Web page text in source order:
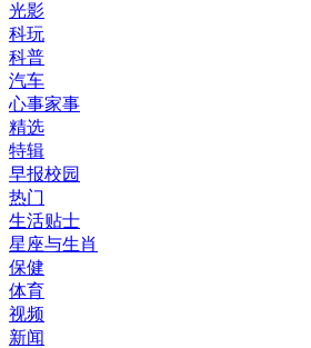
光影
科玩
科普
汽车
心事家事
精选
特辑
早报校园
热门
生活贴士
星座与生肖
保健
体育
视频
新闻